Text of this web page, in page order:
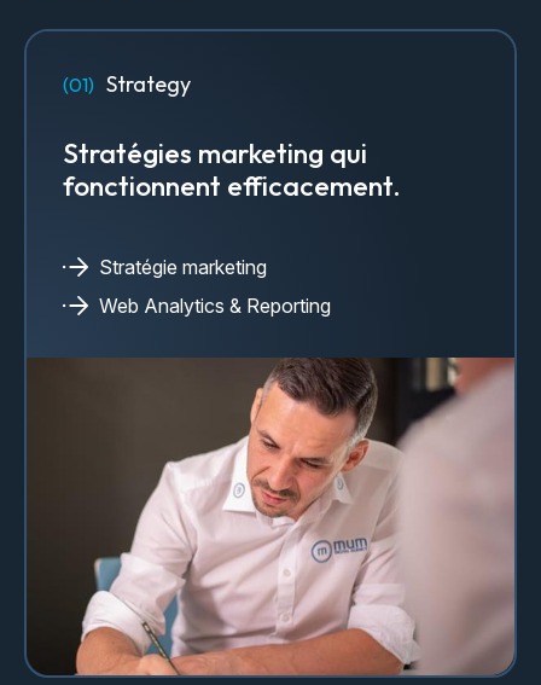
Strategy
Stratégies marketing qui
fonctionnent efficacement.
Stratégie marketing
Web Analytics & Reporting